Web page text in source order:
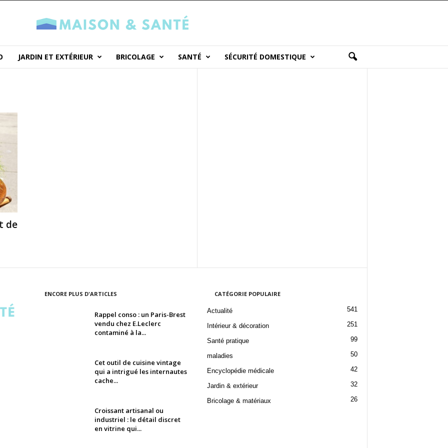
JARDIN ET EXTÉRIEUR BRICOLAGE SANTÉ SÉCURITÉ DOMESTIQUE
de
ENCORE PLUS D'ARTICLES
Rappel conso : un Paris-Brest
vendu chez E.Leclerc
contaminé à la...
Cet outil de cuisine vintage
qui a intrigué les internautes
cache...
Croissant artisanal ou
industriel : le détail discret
en vitrine qui...
CATÉGORIE POPULAIRE
Actualité 541
Intérieur & décoration 251
Santé pratique 99
maladies 50
Encyclopédie médicale 42
Jardin & extérieur 32
Bricolage & matériaux 26